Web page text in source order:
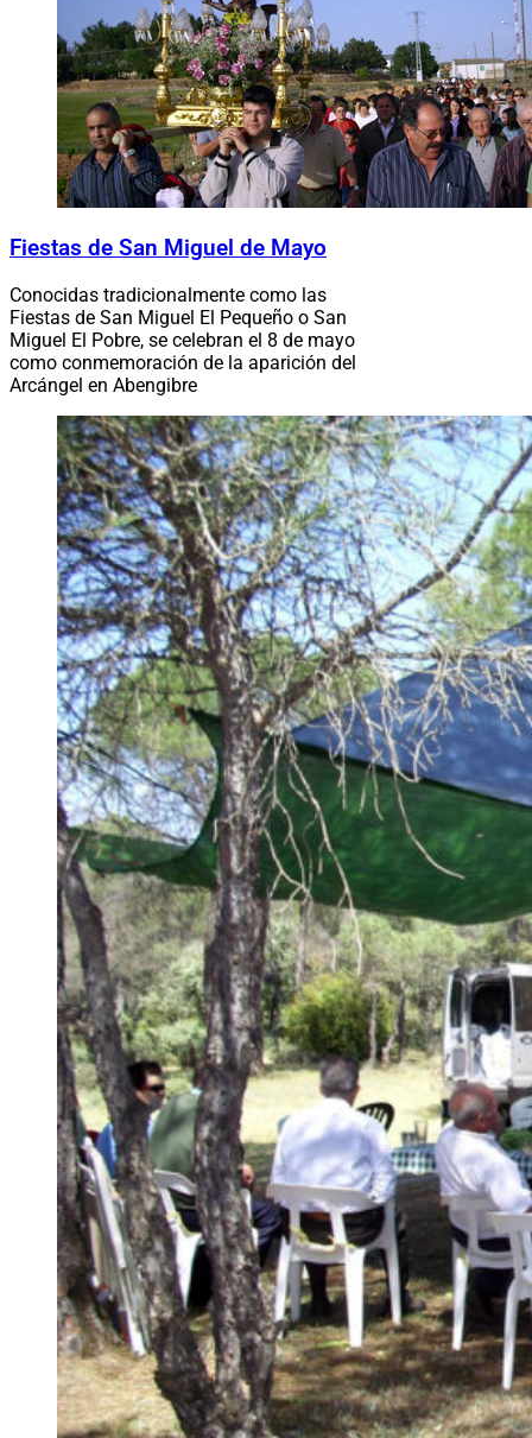
Fiestas de San Miguel de Mayo
Conocidas tradicionalmente como las
Fiestas de San Miguel El Pequeño o San
Miguel El Pobre, se celebran el 8 de mayo
como conmemoración de la aparición del
Arcángel en Abengibre